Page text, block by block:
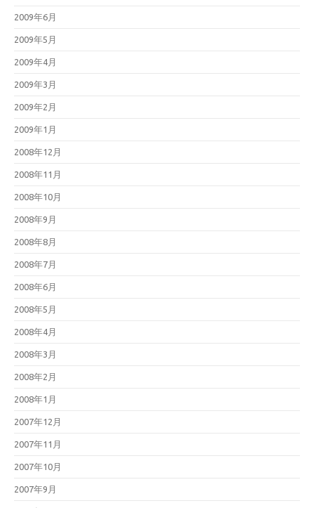
2009年6月
2009年5月
2009年4月
2009年3月
2009年2月
2009年1月
2008年12月
2008年11月
2008年10月
2008年9月
2008年8月
2008年7月
2008年6月
2008年5月
2008年4月
2008年3月
2008年2月
2008年1月
2007年12月
2007年11月
2007年10月
2007年9月